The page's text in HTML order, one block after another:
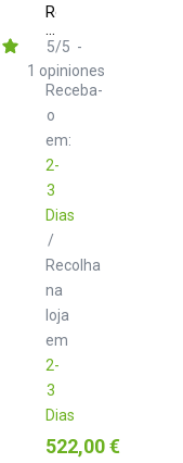
Rode
Rodecaster
Pro
II
Receba-
o
em:
2-
3
Dias
/
Recolha
na
loja
em
2-
3
Dias
5/5 -
1 opiniones
Preço
522,00 €